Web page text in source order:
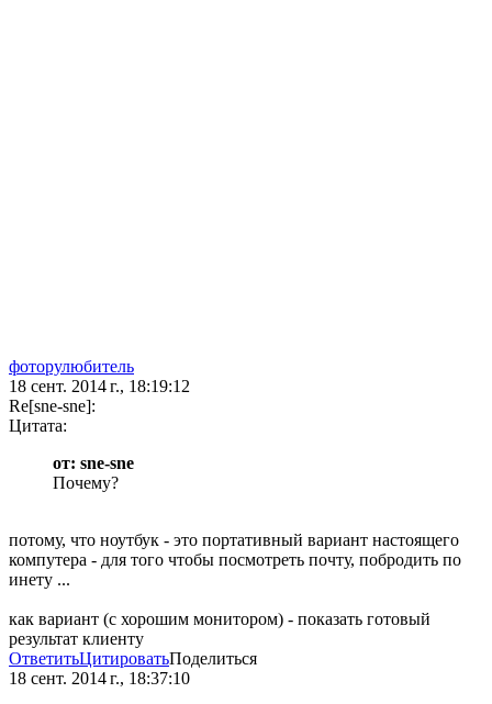
фоторулюбитель
18 сент. 2014 г., 18:19:12
Re[sne-sne]:
Цитата:
от: sne-sne
Почему?
потому, что ноутбук - это портативный вариант настоящего
компутера - для того чтобы посмотреть почту, побродить по
инету ...
как вариант (с хорошим монитором) - показать готовый
результат клиенту
ОтветитьЦитироватьПоделиться
18 сент. 2014 г., 18:37:10